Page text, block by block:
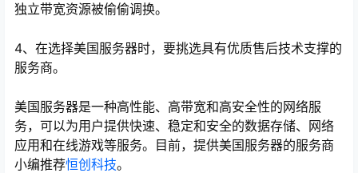
独立带宽资源被偷偷调换。
4、在选择美国服务器时，要挑选具有优质售后技术支撑的
服务商。
美国服务器是一种高性能、高带宽和高安全性的网络服
务，可以为用户提供快速、稳定和安全的数据存储、网络
应用和在线游戏等服务。目前，提供美国服务器的服务商
小编推荐恒创科技。